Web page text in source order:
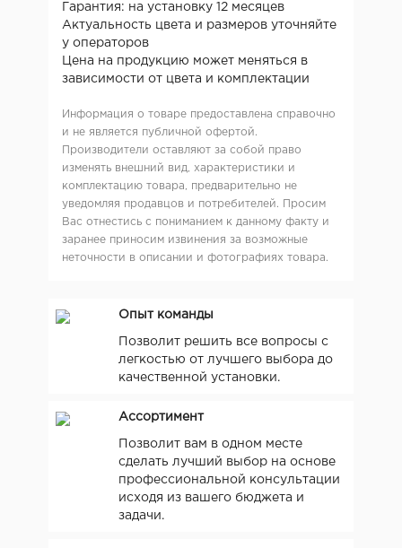
Гарантия: на установку 12 месяцев
Актуальность цвета и размеров уточняйте
у операторов
Цена на продукцию может меняться в
зависимости от цвета и комплектации
Информация о товаре предоставлена справочно
и не является публичной офертой.
Производители оставляют за собой право
изменять внешний вид, характеристики и
комплектацию товара, предварительно не
уведомляя продавцов и потребителей. Просим
Вас отнестись с пониманием к данному факту и
заранее приносим извинения за возможные
неточности в описании и фотографиях товара.
Опыт команды
Позволит решить все вопросы с
легкостью от лучшего выбора до
качественной установки.
Ассортимент
Позволит вам в одном месте
сделать лучший выбор на основе
профессиональной консультации
исходя из вашего бюджета и
задачи.